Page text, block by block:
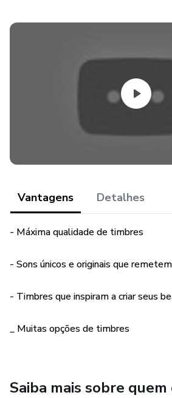
Vantagens Detalhes
- Máxima qualidade de timbres
- Sons únicos e originais que
- Timbres que inspiram a criar seus
_ Muitas opções de timbres
Saiba mais sobre quem